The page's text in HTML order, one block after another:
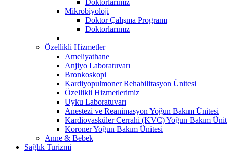
Mikrobiyoloji
Doktor Çalışma Programı
Doktorlarımız
Özellikli Hizmetler
Ameliyathane
Anjiyo Laboratuvarı
Bronkoskopi
Kardiyopulmoner Rehabilitasyon Ünitesi
Özellikli Hizmetlerimiz
Uyku Laboratuvarı
Anestezi ve Reanimasyon Yoğun Bakım Ünitesi
Kardiovasküler Cerrahi (KVC) Yoğun Bakım
Koroner Yoğun Bakım Ünitesi
Anne & Bebek
Sağlık Turizmi